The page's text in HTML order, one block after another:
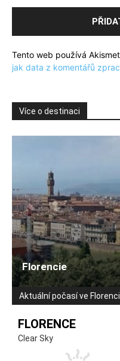
Tento web používá
jak data z komentářů
Více o destinaci
Florencie
Aktuální počasí ve
FLORENCE
Clear Sky